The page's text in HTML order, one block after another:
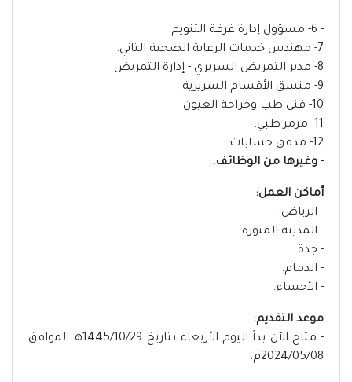
- 6- مسؤول إدارة غرفة التنويم.
7- مهندس خدمات الرعاية الصحية الثاني.
8- مدير التمريض السريري - إدارة التمريض
9- منسق الأقسام السريرية.
10- فني طب وجراحة العيون
11- مرمز طبي.
12- مدقق حسابات.
- وغيرها من الوظائف.
أماكن العمل:
- الرياض.
- المدينة المنورة.
- جدة.
- الدمام.
- الأحساء.
موعد التقديم:
- متاح الآن بدأ اليوم الأربعاء بتاريخ 1445/10/29هـ الموافق
2024/05/08م.